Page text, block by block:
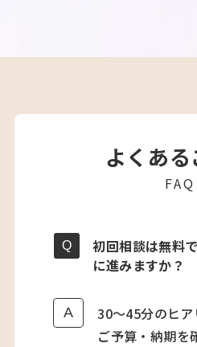
よくあ
FAQ
初回相談は無料
に進みますか？
30〜45分のヒア
ご予算・納期を